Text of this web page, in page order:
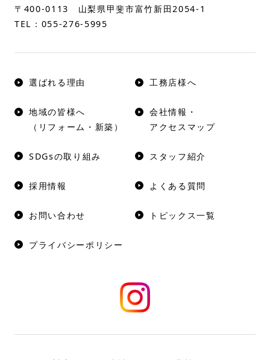
〒400-0113 山梨県甲斐市富竹新田2054-1
TEL： 055-276-5995
選ばれる理由 工務店様へ
地域の皆様へ
（リフォーム・新築）
会社情報・
アクセスマップ
SDGsの取り組み スタッフ紹介
採用情報 よくある質問
お問い合わせ トピックス一覧
プライバシーポリシー